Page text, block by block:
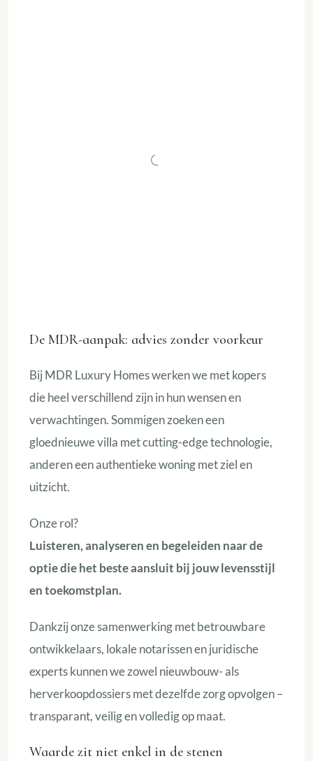
De MDR-aanpak: advies zonder voorkeur
Bij MDR Luxury Homes werken we met kopers
die heel verschillend zijn in hun wensen en
verwachtingen. Sommigen zoeken een
gloednieuwe villa met cutting-edge technologie,
anderen een authentieke woning met ziel en
uitzicht.
Onze rol?
Luisteren, analyseren en begeleiden naar de
optie die het beste aansluit bij jouw levensstijl
en toekomstplan.
Dankzij onze samenwerking met betrouwbare
ontwikkelaars, lokale notarissen en juridische
experts kunnen we zowel nieuwbouw- als
herverkoopdossiers met dezelfde zorg opvolgen –
transparant, veilig en volledig op maat.
Waarde zit niet enkel in de stenen